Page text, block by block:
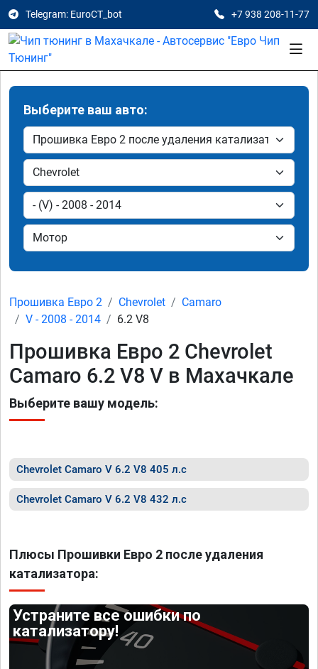
Telegram: EuroCT_bot +7 938 208-11-77
Выберите ваш авто:
Прошивка Евро 2 Chevrolet
Camaro
V - 2008 - 2014
6.2 V8
Прошивка Евро 2 Chevrolet
Camaro 6.2 V8 V в Махачкале
Выберите вашу модель:
Chevrolet Camaro V 6.2 V8 405 л.с
Chevrolet Camaro V 6.2 V8 432 л.с
Плюсы Прошивки Евро 2 после удаления
катализатора:
Устраните все ошибки по
катализатору!